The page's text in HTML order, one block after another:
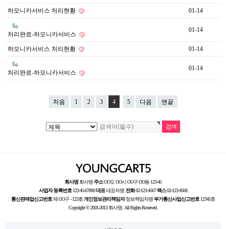
하모니카서비스 처리현황 01-14
처리완료-하모니카서비스
01-14
하모니카서비스 처리현황 01-14
처리완료-하모니카서비스
01-14
처음 1 2 3 4 5 다음 맨끝
회사명회사명주소OO도 OO시 OO구 OO동 123-45
사업자 등록번호123-45-67890대표대표자명 전화02-123-4567 팩스02-123-4568
통신판매업신고번호제 OO구 - 123호개인정보관리책임자정보책임자명부가통신사업신고번호12345호
Copyright © 2001-2013 회사명. All Rights Reserved.